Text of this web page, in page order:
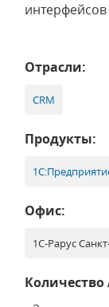
Отрасли:
CRM
Продукты:
Офис:
1С-Рарус